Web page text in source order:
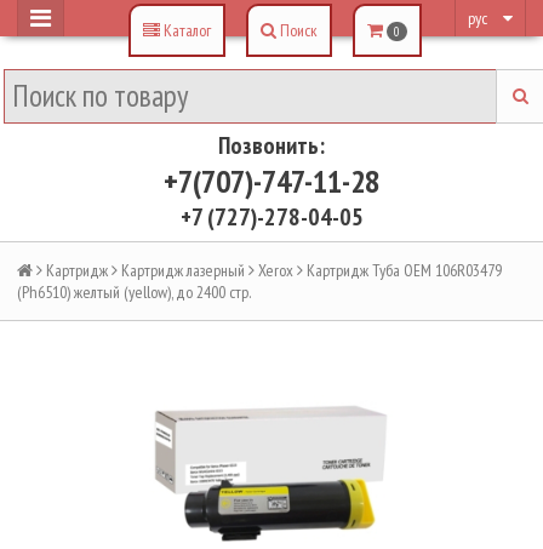
рус
Позвонить:
+7(707)-747-11-28
+7 (727)-278-04-05
Каталог Поиск 0
Картридж Картридж лазерный Xerox
Картридж Туба OEM 106R03479
(Ph6510) желтый (yellow), до 2400 стр.